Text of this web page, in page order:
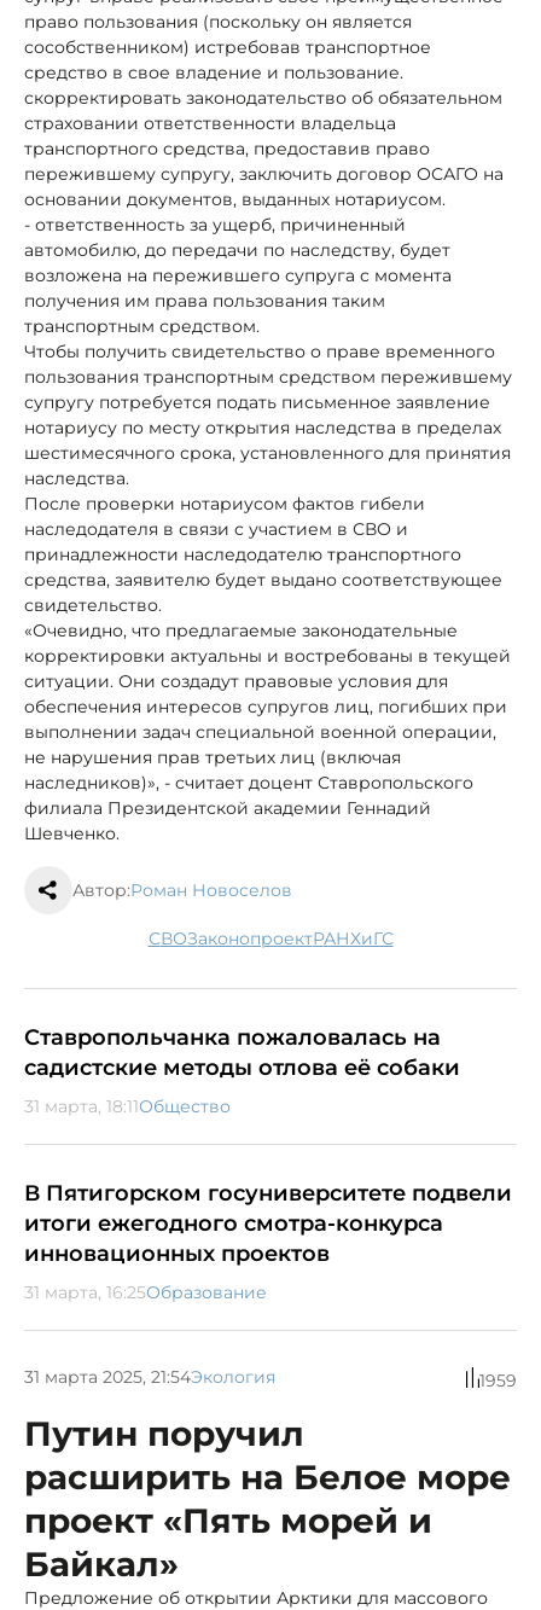
право пользования (поскольку он является
сособственником) истребовав транспортное
средство в свое владение и пользование.
скорректировать законодательство об обязательном
страховании ответственности владельца
транспортного средства, предоставив право
пережившему супругу, заключить договор ОСАГО на
основании документов, выданных нотариусом.
- ответственность за ущерб, причиненный
автомобилю, до передачи по наследству, будет
возложена на пережившего супруга с момента
получения им права пользования таким
транспортным средством.
Чтобы получить свидетельство о праве временного
пользования транспортным средством пережившему
супругу потребуется подать письменное заявление
нотариусу по месту открытия наследства в пределах
шестимесячного срока, установленного для принятия
наследства.
После проверки нотариусом фактов гибели
наследодателя в связи с участием в СВО и
принадлежности наследодателю транспортного
средства, заявителю будет выдано соответствующее
свидетельство.
«Очевидно, что предлагаемые законодательные
корректировки актуальны и востребованы в текущей
ситуации. Они создадут правовые условия для
обеспечения интересов супругов лиц, погибших при
выполнении задач специальной военной операции,
не нарушения прав третьих лиц (включая
наследников)», - считает доцент Ставропольского
филиала Президентской академии Геннадий
Шевченко.
Автор:Роман Новоселов
СВО законопроект РАНХиГС
Ставропольчанка пожаловалась на
садистские методы отлова её собаки
31 марта, 18:11Общество
В Пятигорском госуниверситете подвели
итоги ежегодного смотра-конкурса
инновационных проектов
31 марта, 16:25Образование
31 марта 2025, 21:54Экология 1959
Путин поручил
расширить на Белое море
проект «Пять морей и
Байкал»
Предложение об открытии Арктики для массового